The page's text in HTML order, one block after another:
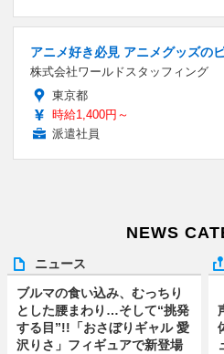
アニメ好き必見 アニメグッズの
株式会社ワールドスタッフィング
東京都
時給1,400円～
派遣社員
NEWS
ニュース
ブルマの食い込み、むっちり
とした腰まわり…そして“挑発
する目”!!「おさぼりギャル 愛
沢りさ」フィギュアで新登場